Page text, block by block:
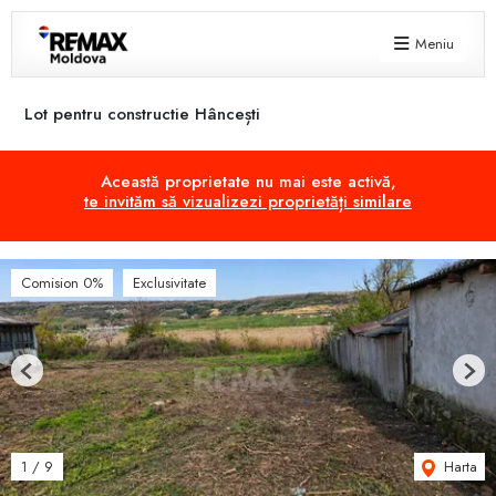
Meniu
Lot pentru constructie Hâncești
Această proprietate nu mai este activă,
te invităm să vizualizezi proprietăți similare
Comision 0% Exclusivitate
1 / 9 Harta
Previous Next